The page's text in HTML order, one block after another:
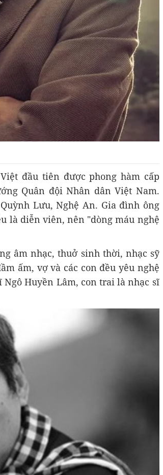
đầu tiên được phong hàm cấp
Quân đội Nhân dân Việt Nam.
Lưu, Nghệ An. Gia đình ông
là diễn viên, nên "dòng máu nghệ
âm nhạc, thuở sinh thời, nhạc sỹ
ấm, vợ và các con đều yêu nghệ
Huyền Lâm, con trai là nhạc sĩ